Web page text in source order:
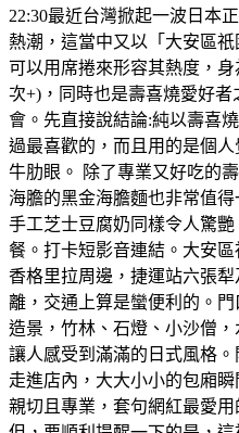
22:30最近台灣掀起一波日本
熱潮，這當中又以「大安區
可以用席捲來形容其熱度，
次+)，同時也是壽喜燒愛好
會。先直接說結論:純以壽喜
過最喜歡的，而且用的是個
牛肋眼。 除了專業又好吃的
海膽的黑金海膽麵也非常值
手工芝士豆腐奶同樣令人驚
餐。打卡短影音連結。大安
香格里拉周邊，捷運站六張
離，交通上算是蠻便利的。
造景，竹林、石燈、小沙僧
讓人感受到滿滿的日式風格
走進店內，大大小小的包廂
親切且專業，套句網紅最愛